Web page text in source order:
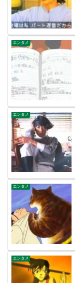
エンタメ
エンタメ
エンタメ
エンタメ